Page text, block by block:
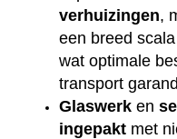
verhuizingen,
een breed
wat optimale
transport
Glaswerk en
ingepakt met